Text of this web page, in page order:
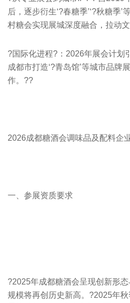
后，逐步衍生‘?春糖季’‘?秋糖季’
村糖会实现展城深度融合，拉动
?国际化进程?：2026年展会计划
成都市打造‘?青岛馆’等城市品牌
作。??
2026成都糖酒会调味品及配料企
一、参展资质要求
?2025年成都糖酒会呈现创新形
规模将再创历史新高。?2025年秋